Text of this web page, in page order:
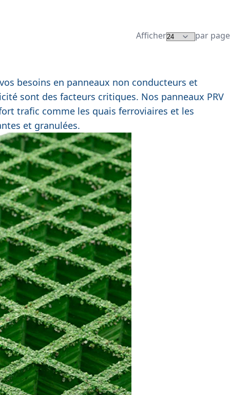
Afficher par page
besoins en panneaux non conducteurs et
sont des facteurs critiques. Nos panneaux PRV
trafic comme les quais ferroviaires et les
et granulées.